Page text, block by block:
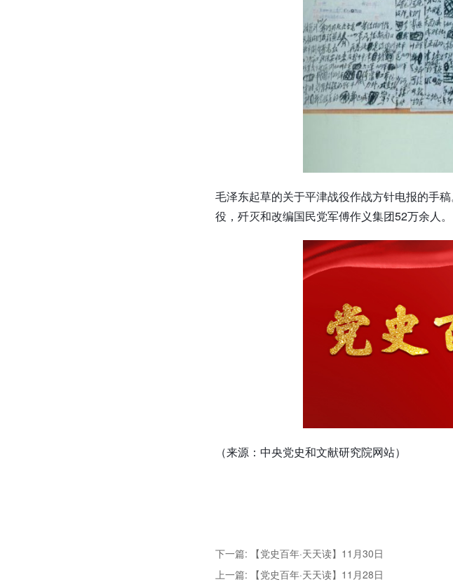
毛泽东起草的关于平津战役作战方针电报的手
役，歼灭和改编国民党军傅作义集团52万余人。
（来源：中央党史和文献研究院网站）
下一篇: 【党史百年·天天读】11月30日
上一篇: 【党史百年·天天读】11月28日